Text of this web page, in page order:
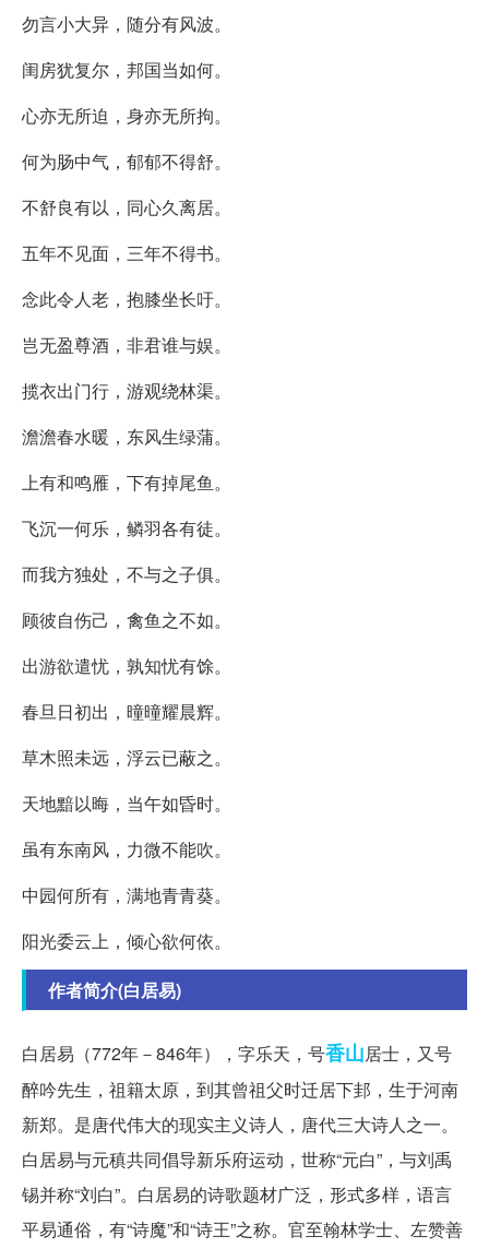
勿言小大异，随分有风波。
闺房犹复尔，邦国当如何。
心亦无所迫，身亦无所拘。
何为肠中气，郁郁不得舒。
不舒良有以，同心久离居。
五年不见面，三年不得书。
念此令人老，抱膝坐长吁。
岂无盈尊酒，非君谁与娱。
揽衣出门行，游观绕林渠。
澹澹春水暖，东风生绿蒲。
上有和鸣雁，下有掉尾鱼。
飞沉一何乐，鳞羽各有徒。
而我方独处，不与之子俱。
顾彼自伤己，禽鱼之不如。
出游欲遣忧，孰知忧有馀。
春旦日初出，曈曈耀晨辉。
草木照未远，浮云已蔽之。
天地黯以晦，当午如昏时。
虽有东南风，力微不能吹。
中园何所有，满地青青葵。
阳光委云上，倾心欲何依。
作者简介(白居易)
白居易（772年－846年），字乐天，号香山居士，又号
醉吟先生，祖籍太原，到其曾祖父时迁居下邽，生于河南
新郑。是唐代伟大的现实主义诗人，唐代三大诗人之一。
白居易与元稹共同倡导新乐府运动，世称“元白”，与刘禹
锡并称“刘白”。白居易的诗歌题材广泛，形式多样，语言
平易通俗，有“诗魔”和“诗王”之称。官至翰林学士、左赞善